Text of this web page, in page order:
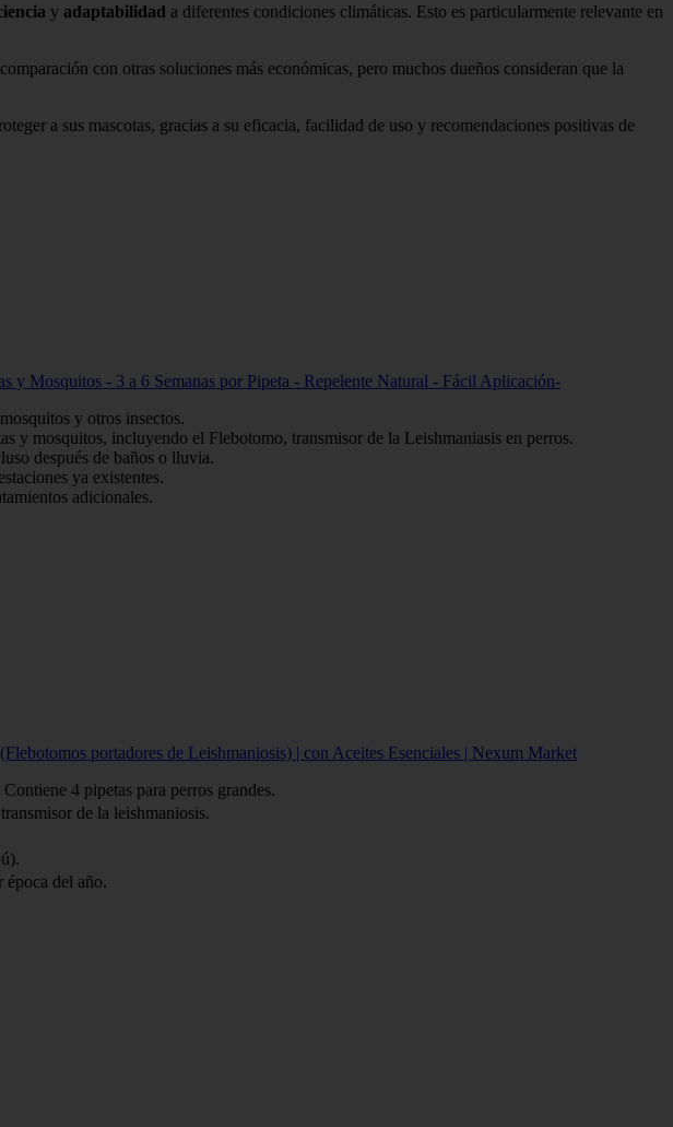
y adaptabilidad a diferentes condiciones climáticas. Esto es particularmente relevante en
con otras soluciones más económicas, pero muchos dueños consideran que la
a sus mascotas, gracias a su eficacia, facilidad de uso y recomendaciones positivas de
y Mosquitos - 3 a 6 Semanas por Pipeta - Repelente Natural - Fácil Aplicación-
y otros insectos.
y mosquitos, incluyendo el Flebotomo, transmisor de la Leishmaniasis en perros.
después de baños o lluvia.
ya existentes.
adicionales.
portadores de Leishmaniosis) | con Aceites Esenciales | Nexum Market
4 pipetas para perros grandes.
de la leishmaniosis.
del año.